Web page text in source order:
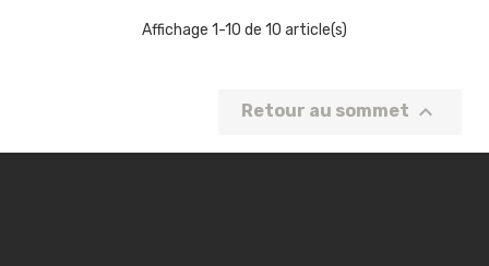
Affichage 1-10 de 10 article(s)
Retour au sommet 